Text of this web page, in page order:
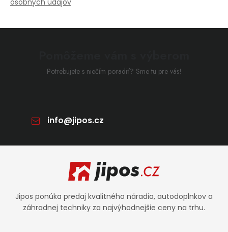
osobných údajov
Potrebujete s niečím poradiť? Sme tu pre vás!
info@jipos.cz
Jipos ponúka predaj kvalitného náradia, autodoplnkov a
záhradnej techniky za najvýhodnejšie ceny na trhu.